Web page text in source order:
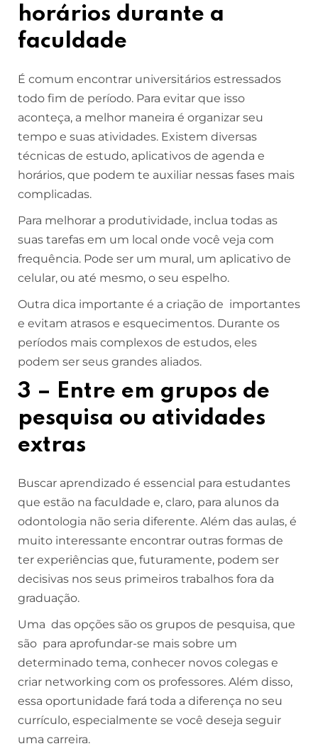
horários durante a
faculdade
É comum encontrar universitários estressados
todo fim de período. Para evitar que isso
aconteça, a melhor maneira é organizar seu
tempo e suas atividades. Existem diversas
técnicas de estudo, aplicativos de agenda e
horários, que podem te auxiliar nessas fases mais
complicadas.
Para melhorar a produtividade, inclua todas as
suas tarefas em um local onde você veja com
frequência. Pode ser um mural, um aplicativo de
celular, ou até mesmo, o seu espelho.
Outra dica importante é a criação de importantes
e evitam atrasos e esquecimentos. Durante os
períodos mais complexos de estudos, eles
podem ser seus grandes aliados.
3 – Entre em grupos de
pesquisa ou atividades
extras
Buscar aprendizado é essencial para estudantes
que estão na faculdade e, claro, para alunos da
odontologia não seria diferente. Além das aulas, é
muito interessante encontrar outras formas de
ter experiências que, futuramente, podem ser
decisivas nos seus primeiros trabalhos fora da
graduação.
Uma das opções são os grupos de pesquisa, que
são para aprofundar-se mais sobre um
determinado tema, conhecer novos colegas e
criar networking com os professores. Além disso,
essa oportunidade fará toda a diferença no seu
currículo, especialmente se você deseja seguir
uma carreira.